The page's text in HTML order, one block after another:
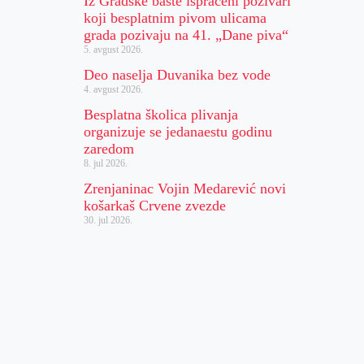
koji besplatnim pivom ulicama
grada pozivaju na 41. „Dane piva“
5. avgust 2026.
Deo naselja Duvanika bez vode
4. avgust 2026.
Besplatna školica plivanja
organizuje se jedanaestu godinu
zaredom
8. jul 2026.
Zrenjaninac Vojin Medarević novi
košarkaš Crvene zvezde
30. jul 2026.